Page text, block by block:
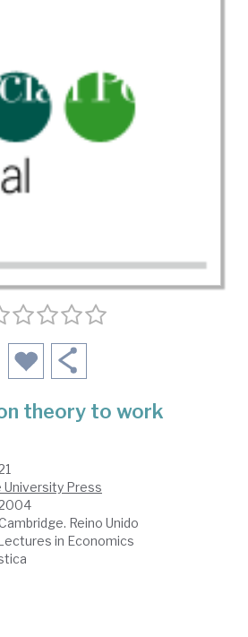
theory to work
University Press
Reino Unido
in Economics